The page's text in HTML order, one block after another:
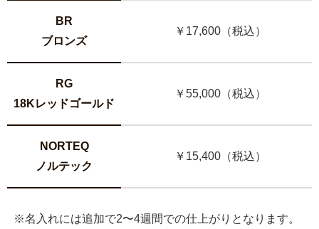
BR
ブロンズ
￥17,600（税込）
RG
18Kレッドゴールド
￥55,000（税込）
NORTEQ
ノルテック
￥15,400（税込）
※名入れには追加で2〜4週間での仕上がりとなります。